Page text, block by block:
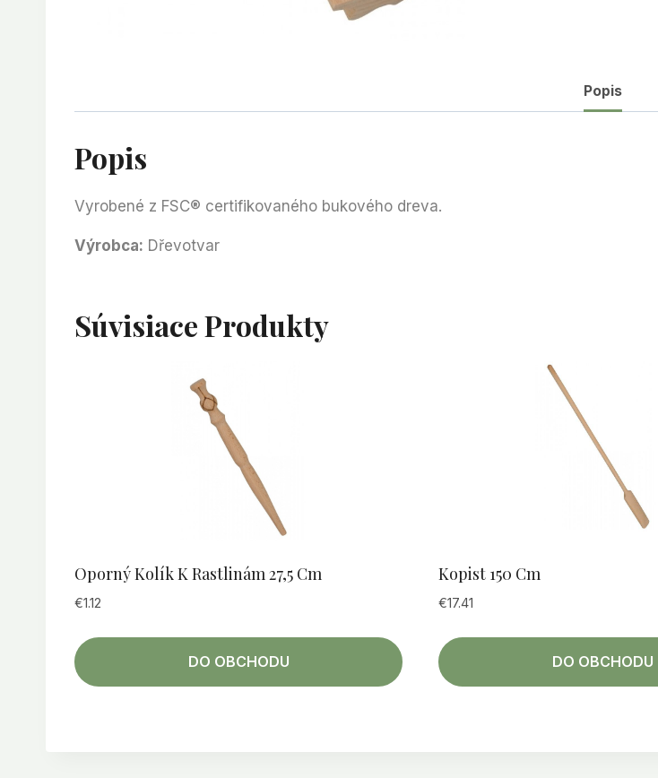
Popis
Popis
Vyrobené z FSC® certifikovaného bukového dreva.
Výrobca: Dřevotvar
Súvisiace Produkty
Oporný Kolík K Rastlinám 27,5 Cm
€1.12
DO OBCHODU
Kopist 150 Cm
€17.41
DO OBCHODU